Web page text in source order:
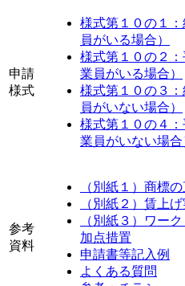
申請
様式
様式第１０の１
員がいる場合）
様式第１０の２
業員がいる場合）
様式第１０の３
員がいない場合）
様式第１０の４
業員がいない場合
参考
資料
（別紙１）商標
（別紙２）賃上
（別紙３）ワー
加点措置
申請書等記入例
よくある質問